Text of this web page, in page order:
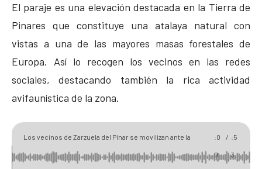
El paraje es una elevación destacada en la Tierra de
Pinares que constituye una atalaya natural con
vistas a una de las mayores masas forestales de
Europa. Así lo recogen los vecinos en las redes
sociales, destacando también la rica actividad
avifaunística de la zona.
Los vecinos de Zarzuela del Pinar se movilizan ante la
instalación de una torreta en el paraje de San Cebrián
:0
0
/ :5
3